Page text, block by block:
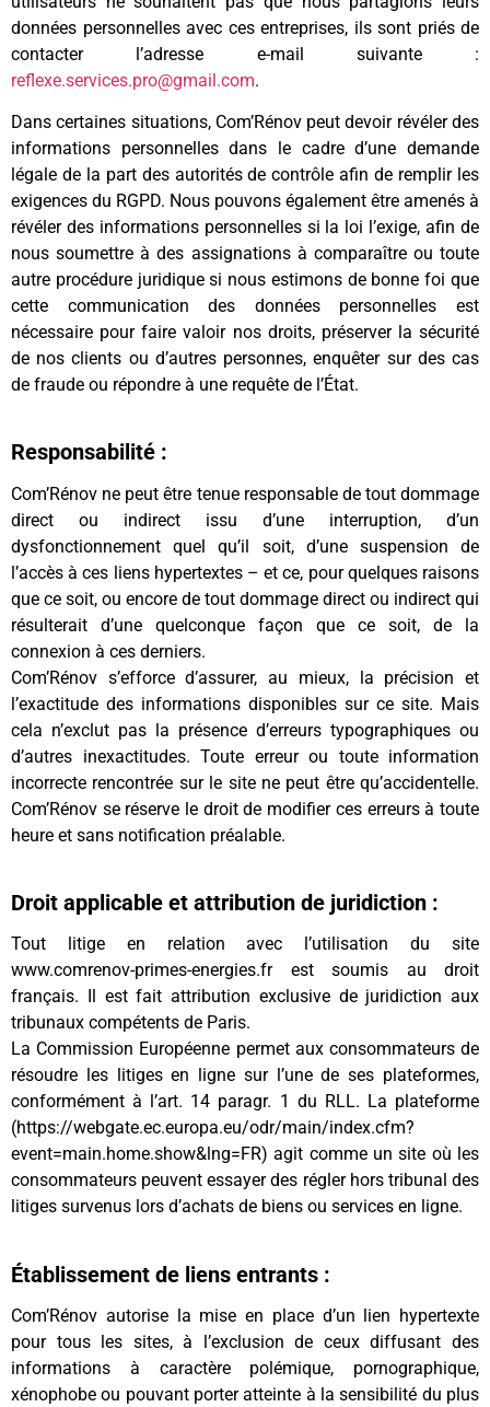
données personnelles avec ces entreprises, ils sont priés de
contacter l’adresse e-mail suivante :
reflexe.services.pro@gmail.com.
Dans certaines situations, Com’Rénov peut devoir révéler des
informations personnelles dans le cadre d’une demande
légale de la part des autorités de contrôle afin de remplir les
exigences du RGPD. Nous pouvons également être amenés à
révéler des informations personnelles si la loi l’exige, afin de
nous soumettre à des assignations à comparaître ou toute
autre procédure juridique si nous estimons de bonne foi que
cette communication des données personnelles est
nécessaire pour faire valoir nos droits, préserver la sécurité
de nos clients ou d’autres personnes, enquêter sur des cas
de fraude ou répondre à une requête de l’État.
Responsabilité :
Com’Rénov ne peut être tenue responsable de tout dommage
direct ou indirect issu d’une interruption, d’un
dysfonctionnement quel qu’il soit, d’une suspension de
l’accès à ces liens hypertextes – et ce, pour quelques raisons
que ce soit, ou encore de tout dommage direct ou indirect qui
résulterait d’une quelconque façon que ce soit, de la
connexion à ces derniers.
Com’Rénov s’efforce d’assurer, au mieux, la précision et
l’exactitude des informations disponibles sur ce site. Mais
cela n’exclut pas la présence d’erreurs typographiques ou
d’autres inexactitudes. Toute erreur ou toute information
incorrecte rencontrée sur le site ne peut être qu’accidentelle.
Com’Rénov se réserve le droit de modifier ces erreurs à toute
heure et sans notification préalable.
Droit applicable et attribution de juridiction :
Tout litige en relation avec l’utilisation du site
www.comrenov-primes-energies.fr est soumis au droit
français. Il est fait attribution exclusive de juridiction aux
tribunaux compétents de Paris.
La Commission Européenne permet aux consommateurs de
résoudre les litiges en ligne sur l’une de ses plateformes,
conformément à l’art. 14 paragr. 1 du RLL. La plateforme
(https://webgate.ec.europa.eu/odr/main/index.cfm?
event=main.home.show&lng=FR) agit comme un site où les
consommateurs peuvent essayer des régler hors tribunal des
litiges survenus lors d’achats de biens ou services en ligne.
Établissement de liens entrants :
Com’Rénov autorise la mise en place d’un lien hypertexte
pour tous les sites, à l’exclusion de ceux diffusant des
informations à caractère polémique, pornographique,
xénophobe ou pouvant porter atteinte à la sensibilité du plus